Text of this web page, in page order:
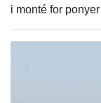
i monté for